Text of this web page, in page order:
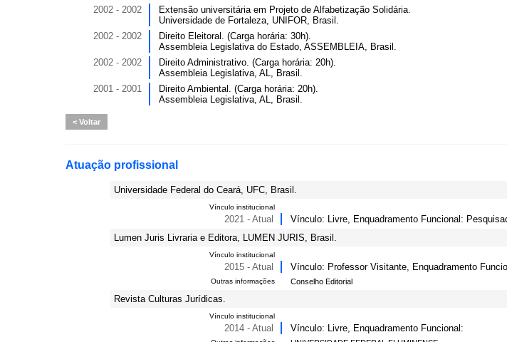
2002 - 2002
Extensão universitária em Projeto de Alfabetização Solidária.
Universidade de Fortaleza, UNIFOR, Brasil.
2002 - 2002
Direito Eleitoral. (Carga horária: 30h).
Assembleia Legislativa do Estado, ASSEMBLEIA, Brasil.
2002 - 2002
Direito Administrativo. (Carga horária: 20h).
Assembleia Legislativa, AL, Brasil.
2001 - 2001
Direito Ambiental. (Carga horária: 20h).
Assembleia Legislativa, AL, Brasil.
Voltar
Atuação profissional
Universidade Federal do Ceará, UFC, Brasil.
Vínculo institucional
2021 - Atual
Vínculo: Livre, Enquadramento Funcional:
Lumen Juris Livraria e Editora, LUMEN JURIS, Brasil.
Vínculo institucional
2015 - Atual Vínculo: Professor Visitante, Enquadramento
Outras informações Conselho Editorial
Revista Culturas Jurídicas.
Vínculo institucional
2014 - Atual Vínculo: Livre, Enquadramento Funcional: